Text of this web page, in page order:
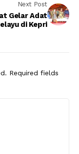
Next Post
Gelar Adat
di Kepri
Required fields